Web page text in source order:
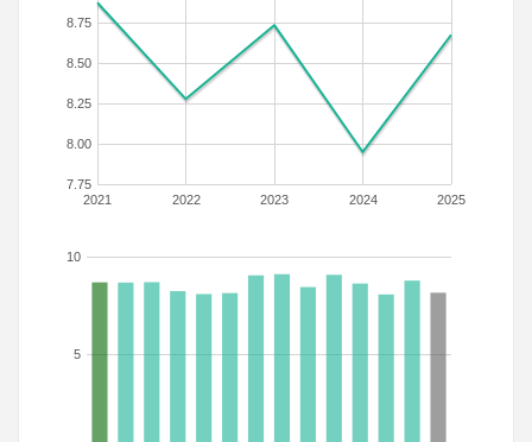
2021 2022 2023 2024 2025
7.75
8.00
8.25
8.50
8.75
5
10